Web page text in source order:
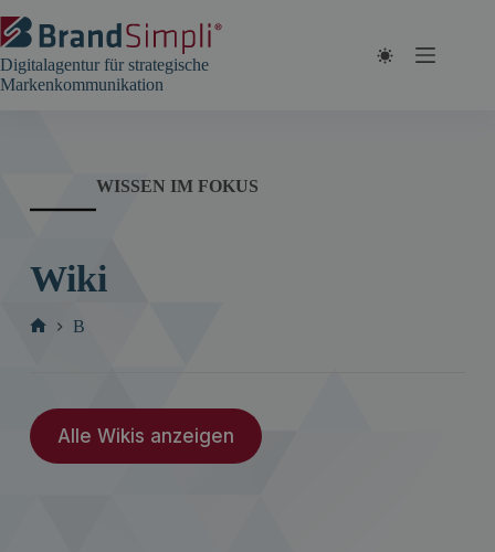
Inhalt
springen
Digitalagentur für strategische
Markenkommunikation
WISSEN IM FOKUS
Wiki
B
Alle Wikis anzeigen